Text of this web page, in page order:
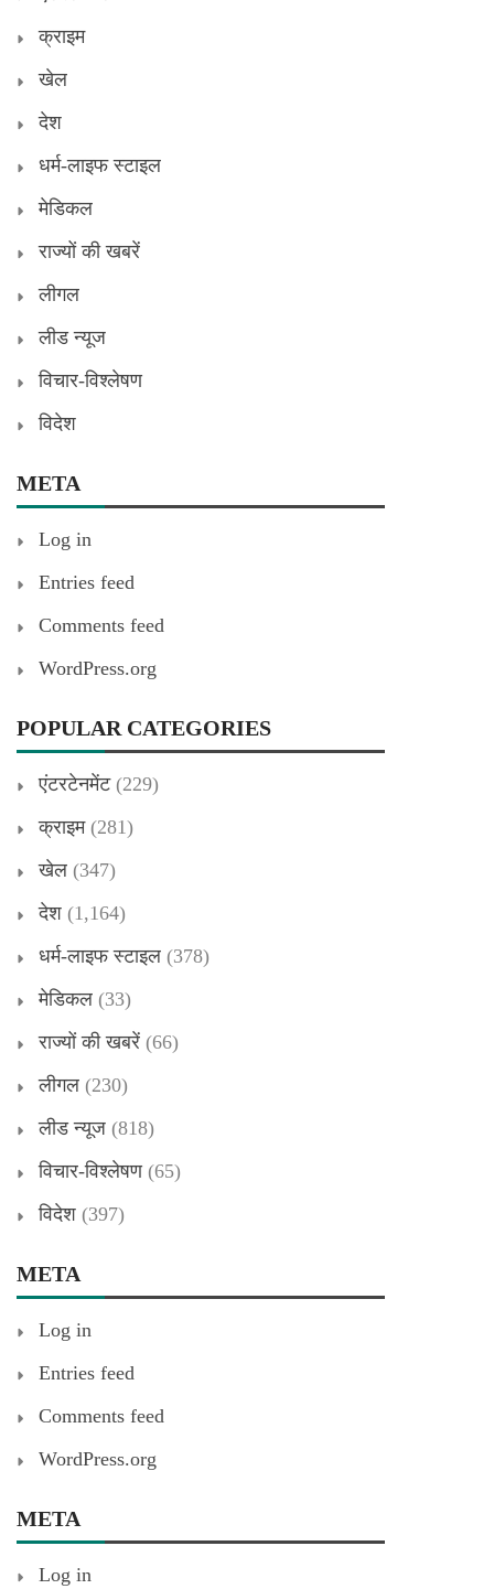
क्राइम
खेल
देश
धर्म-लाइफ स्टाइल
मेडिकल
राज्यों की खबरें
लीगल
लीड न्यूज
विचार-विश्लेषण
विदेश
META
Log in
Entries feed
Comments feed
WordPress.org
POPULAR CATEGORIES
एंटरटेनमेंट(229)
क्राइम(281)
खेल (347)
देश (1,164)
धर्म-लाइफ स्टाइल (378)
मेडिकल (33)
राज्यों की खबरें (66)
लीगल (230)
लीड न्यूज (818)
विचार-विश्लेषण(65)
विदेश (397)
META
Log in
Entries feed
Comments feed
WordPress.org
META
Log in